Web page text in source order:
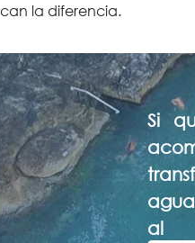
la diferencia.
Si